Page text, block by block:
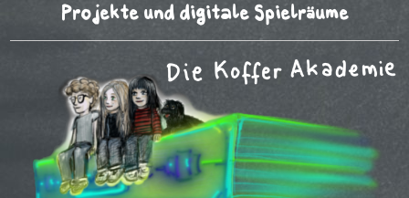
Projekte und digitale Spielräume